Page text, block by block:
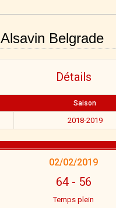
Belgrade
Détails
Saison
2018-2019
02/02/2019
64- 56
Temps plein